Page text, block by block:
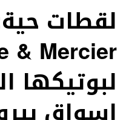
لقطات
& Mercier
لبوتيكها